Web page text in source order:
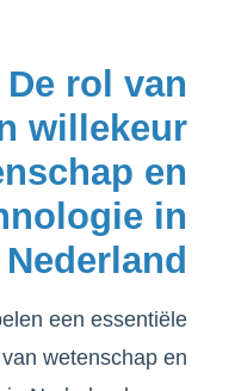
rol van
willekeur
en
in
Nederland
een essentiële
wetenschap en